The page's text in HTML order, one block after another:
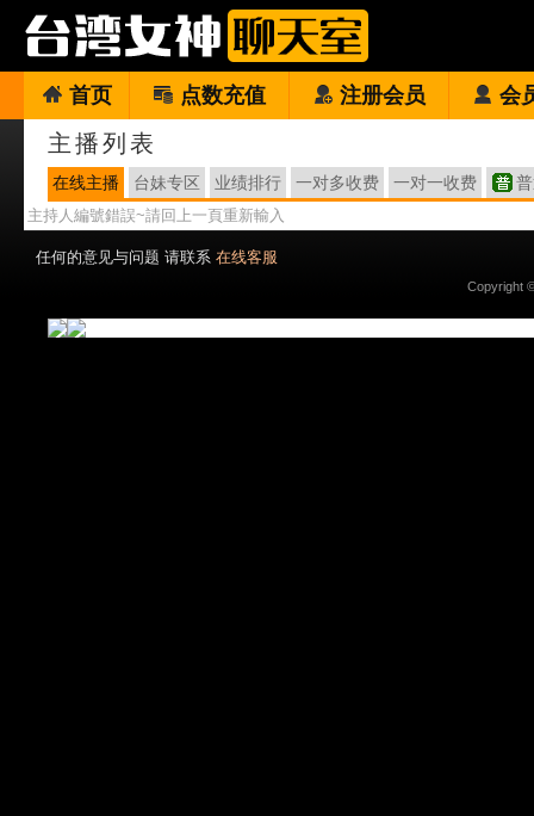
首页 点数充值 注册会员 会
主播列表
在线主播 台妹专区 业绩排行 一对多收费 一对一收费
主持人編號錯誤~請回上一頁重新輸入
任何的意见与问题 请联系 在线客服
Copyright